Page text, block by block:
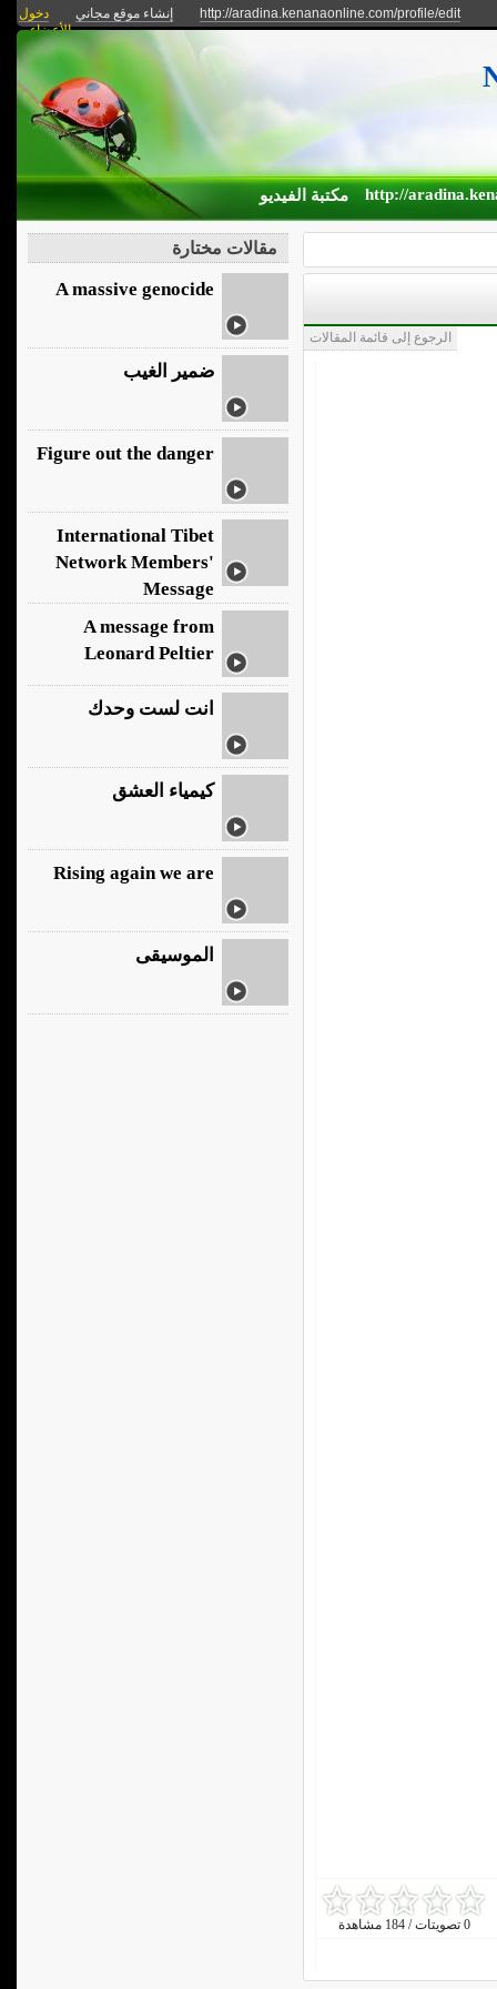
http://aradina.kenanaonline.com/profile/edit إنشاء موقع مجاني
دخول
الأعضاء
http:// مكتبة الفيديو
الرجوع إلى قائمة المقالات
0 تصويتات / 184 مشاهدة
مقالات مختارة
A massive genocide
ضمير الغيب
Figure out the danger
International Tibet
Network Members'
Message
A message from
Leonard Peltier
انت لست وحدك
كيمياء العشق
Rising again we are
الموسيقى